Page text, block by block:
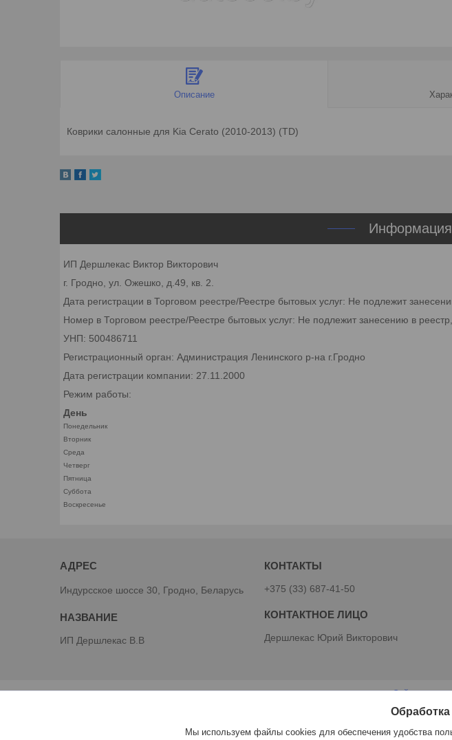
Описание
Коврики салонные для Kia Cerato (2010-2013) (TD)
Информация
ИП Дершлекас Виктор Викторович
г. Гродно, ул. Ожешко, д.49, кв. 2.
Дата регистрации в Торговом реестре/Реестре бытовых услуг: Не подлежит
Номер в Торговом реестре/Реестре бытовых услуг: Не подлежит занесению в
УНП: 500486711
Регистрационный орган: Администрация Ленинского р-на г.Гродно
Дата регистрации компании: 27.11.2000
Режим работы:
День
Понедельник
Вторник
Среда
Четверг
Пятница
Суббота
Воскресенье
Индурсское шоссе 30, Гродно, Беларусь
ИП Дершлекас В.В
+375 (33) 687-41-50
Дершлекас Юрий Викторович
Сайт создан
Политика
Мы используем файлы cookies для обеспечения удобства
ИП Дершлекас В.В |
Select